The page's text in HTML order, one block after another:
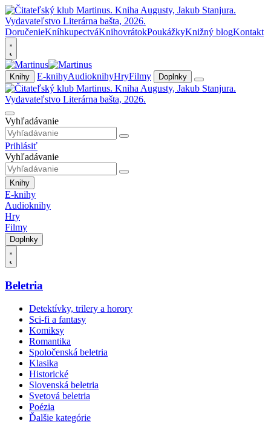
DoručenieKníhkupectváKnihovrátokPoukážkyKnižný blogKontakt
Knihy E-knihyAudioknihyHryFilmy Doplnky
Vyhľadávanie
Prihlásiť
Vyhľadávanie
Knihy
E-knihy
Audioknihy
Hry
Filmy
Doplnky
Beletria
Detektívky, trilery a horory
Sci-fi a fantasy
Komiksy
Romantika
Spoločenská beletria
Klasika
Historické
Slovenská beletria
Svetová beletria
Poézia
Ďalšie kategórie